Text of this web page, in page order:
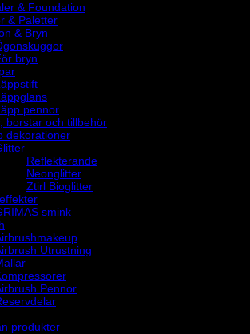
& Foundation
& Paletter
& Bryn
bryn
pennor
borstar och tillbehör
dekorationer
Reflekterande
Neonglitter
Ztirl Bioglitter
smink
Utrustning
Pennor
produkter